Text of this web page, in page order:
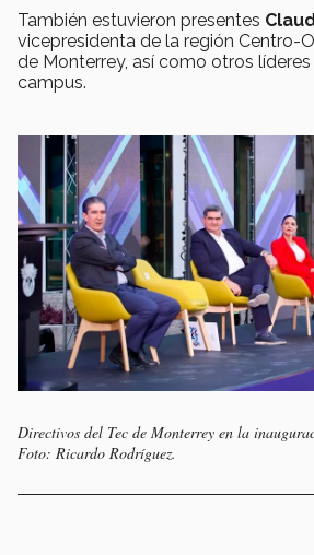
También estuvieron presentes
vicepresidenta de la región Centro-
de Monterrey, así como otros
campus.
Directivos del Tec de Monterrey en la
Foto: Ricardo Rodríguez.